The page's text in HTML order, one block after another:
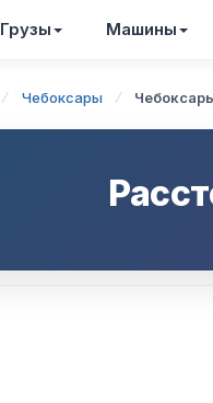
Грузы Машины
Чебоксары